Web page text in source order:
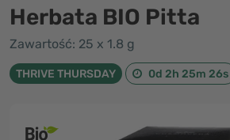
Herbata BIO Pitta
Zawartość: 25 x 1.8 g
THRIVE THURSDAY 0d 2h 25m 26s